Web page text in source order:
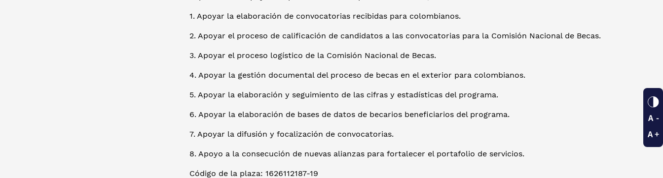
1. Apoyar la elaboración de convocatorias recibidas para colombianos.
2. Apoyar el proceso de calificación de candidatos a las convocatorias para la Comisión Nacional de Becas.
3. Apoyar el proceso logístico de la Comisión Nacional de Becas.
4. Apoyar la gestión documental del proceso de becas en el exterior para colombianos.
5. Apoyar la elaboración y seguimiento de las cifras y estadísticas del programa.
6. Apoyar la elaboración de bases de datos de becarios beneficiarios del programa.
7. Apoyar la difusión y focalización de convocatorias.
8. Apoyo a la consecución de nuevas alianzas para fortalecer el portafolio de servicios.
Código de la plaza: 1626112187-19